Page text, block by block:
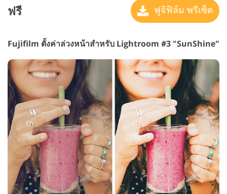
ฟรี ฟูจิฟิล์ม พรีเซ็ต
Fujifilm ตั้งค่าล่วงหน้าสำหรับ Lightroom #3 "SunShine"